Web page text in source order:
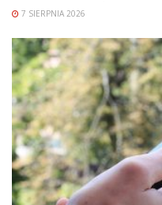
7 SIERPNIA 2026